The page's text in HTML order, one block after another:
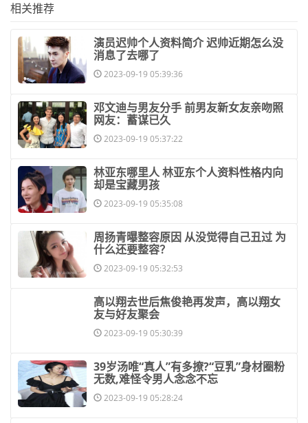
相关推荐
​演员迟帅个人资料简介 迟帅近期怎么没
消息了去哪了
2023-09-19 05:39:36
​邓文迪与男友分手 前男友新女友亲吻照
网友：蓄谋已久
2023-09-19 05:37:22
​林亚东哪里人 林亚东个人资料性格内向
却是宝藏男孩
2023-09-19 05:35:08
​周扬青曝整容原因 从没觉得自己丑过 为
什么还要整容？
2023-09-19 05:32:53
​高以翔去世后焦俊艳再发声，高以翔女
友与好友聚会
2023-09-19 05:30:39
​39岁汤唯“真人”有多撩?“豆乳”身材圈粉
无数,难怪令男人念念不忘
2023-09-19 05:28:24